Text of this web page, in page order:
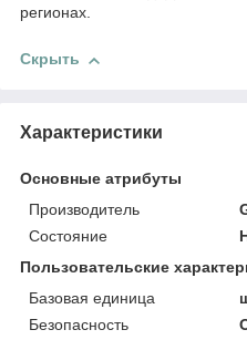
регионах.
Скрыть
Характеристики
Основные атрибуты
Производитель
Состояние
Пользовательские
Базовая единица
Безопасность